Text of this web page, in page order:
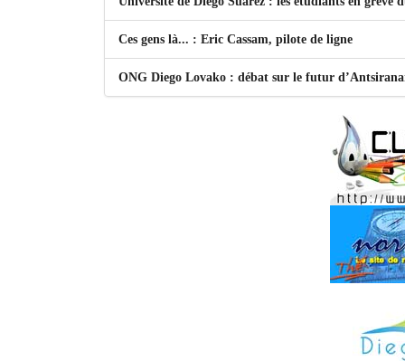
Ces gens là... : Eric Cassam, pilote de ligne
ONG Diego Lovako : débat sur le futur